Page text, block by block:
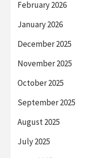
February 2026
January 2026
December 2025
November 2025
October 2025
September 2025
August 2025
July 2025